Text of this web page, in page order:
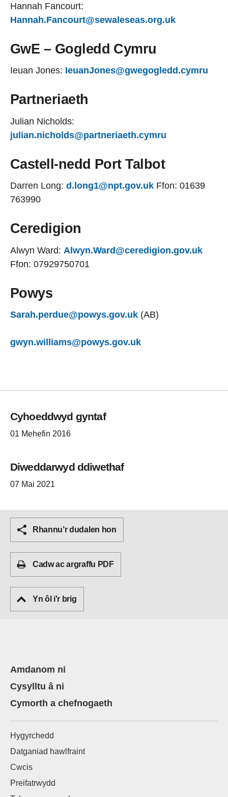
Hannah Fancourt:
Hannah.Fancourt@sewaleseas.org.uk
GwE – Gogledd Cymru
Ieuan Jones: IeuanJones@gwegogledd.cymru
Partneriaeth
Julian Nicholds:
julian.nicholds@partneriaeth.cymru
Castell-nedd Port Talbot
Darren Long: d.long1@npt.gov.uk Ffon: 01639
763990
Ceredigion
Alwyn Ward: Alwyn.Ward@ceredigion.gov.uk
Ffon: 07929750701
Powys
Sarah.perdue@powys.gov.uk (AB)
gwyn.williams@powys.gov.uk
Cyhoeddwyd gyntaf
01 Mehefin 2016
Diweddarwyd ddiwethaf
07 Mai 2021
Rhannu’r dudalen hon
Cadw ac argraffu PDF
Yn ôl i'r brig
Amdanom ni
Cysylltu â ni
Cymorth a chefnogaeth
Hygyrchedd
Datganiad hawlfraint
Cwcis
Preifatrwydd